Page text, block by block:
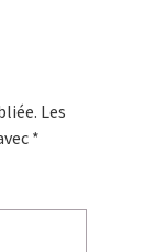
Les
*